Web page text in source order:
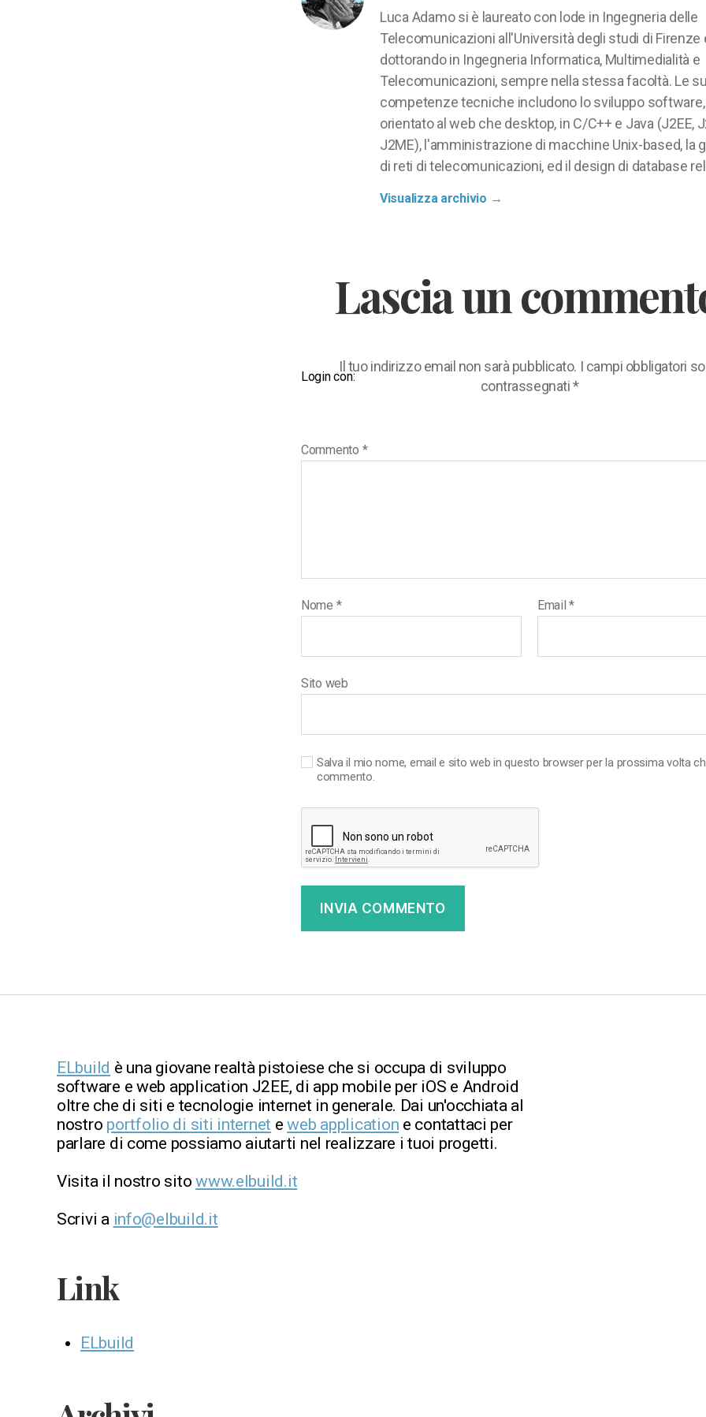
Luca Adamo si è laureato con lode in Ingegneria delle
Telecomunicazioni all'Università degli studi di Firenze
dottorando in Ingegneria Informatica, Multimedialità e
Telecomunicazioni, sempre nella stessa facoltà. Le
competenze tecniche includono lo sviluppo
orientato al web che desktop, in C/C++ e Java (J2EE,
J2ME), l'amministrazione di macchine Unix-based, la
di reti di telecomunicazioni, ed il design di database
Visualizza archivio →
Lascia un
Login con:
Il tuo indirizzo email non sarà pubblicato. I campi obbligatori
contrassegnati*
Commento *
Nome * Email*
Sito web
Salva il mio nome, email e sito web in questo browser per la prossima volta
commento.
ELbuild è una giovane realtà pistoiese che si occupa di sviluppo
software e web application J2EE, di app mobile per iOS e Android
oltre che di siti e tecnologie internet in generale. Dai un'occhiata al
nostro portfolio di siti internet eweb application e contattaci per
parlare di come possiamo aiutarti nel realizzare i tuoi progetti.
Visita il nostro sitowww.elbuild.it
Scrivi a info@elbuild.it
Link
ELbuild